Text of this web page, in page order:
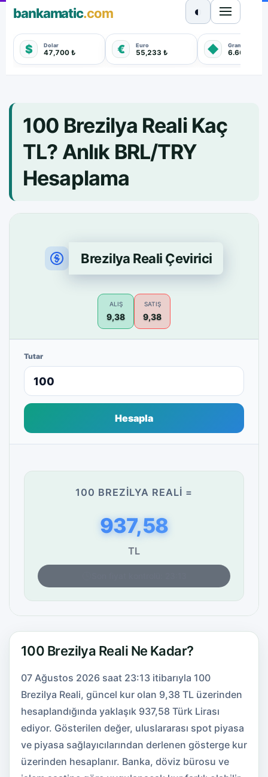
bankamatic.com
$ Dolar
47,700 ₺ € Euro
55,233 ₺ ◆ Gram Altın
6.667,790
◐
100 Brezilya Reali Kaç
TL? Anlık BRL/TRY
Hesaplama
Brezilya Reali Çevirici
ALIŞ
9,38
SATIŞ
9,38
Tutar
Hesapla
100 BREZILYA REALI =
937,58
TL
100 Brezilya Reali Ne Kadar?
07 Ağustos 2026 saat 23:13 itibarıyla 100
Brezilya Reali, güncel kur olan 9,38 TL üzerinden
hesaplandığında yaklaşık 937,58 Türk Lirası
ediyor. Gösterilen değer, uluslararası spot piyasa
ve piyasa sağlayıcılarından derlenen gösterge kur
üzerinden hesaplanır. Banka, döviz bürosu ve